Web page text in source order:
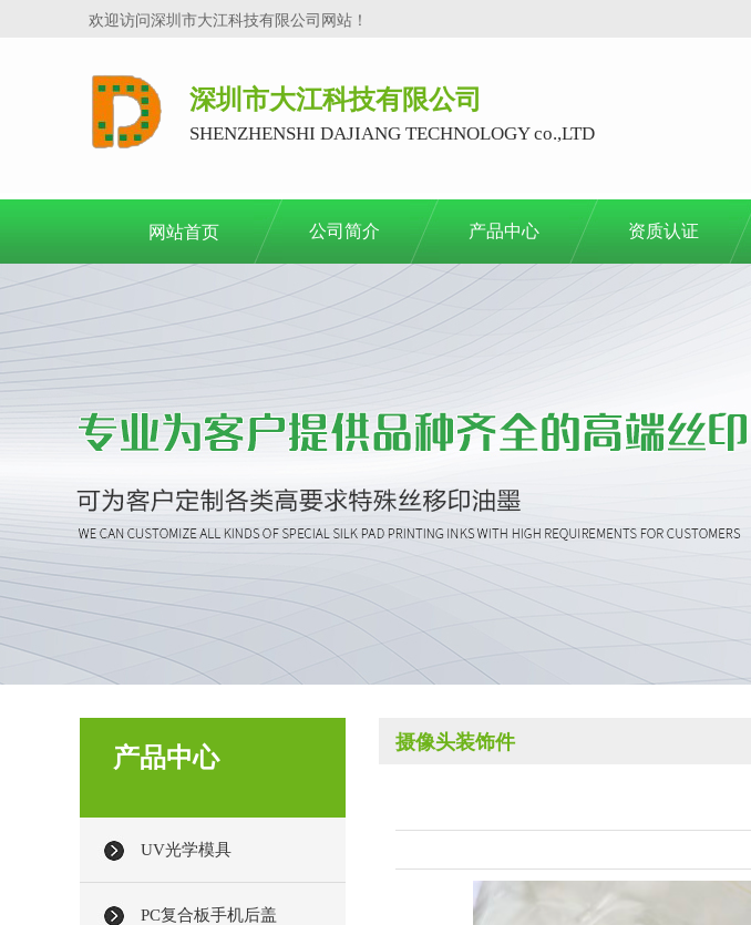
欢迎访问深圳市大江科技有限公司网站！
深圳市大江科技有限公司
SHENZHENSHI DAJIANG TECHNOLOGY co.,LTD
网站首页 公司简介 产品中心 资质认证
产品中心
UV光学模具
PC复合板手机后盖
摄像头装饰件